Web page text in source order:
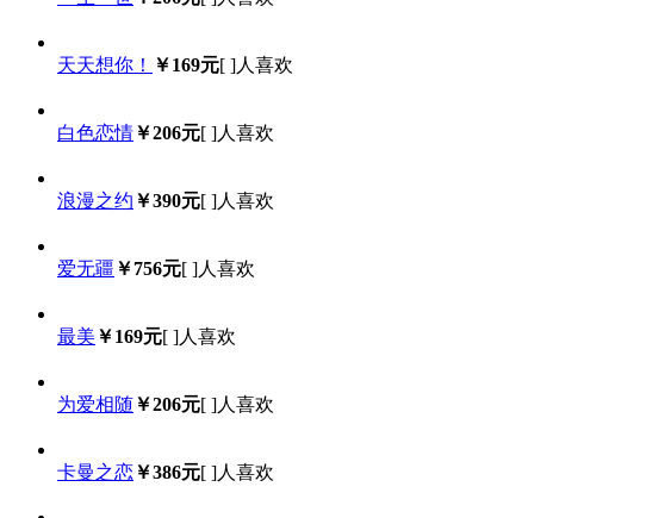
天天想你！ ￥169元[ ]人喜欢
白色恋情￥206元[ ]人喜欢
浪漫之约 ￥390元[ ]人喜欢
爱无疆 ￥756元[ ]人喜欢
最美 ￥169元[ ]人喜欢
为爱相随￥206元[ ]人喜欢
卡曼之恋￥386元[ ]人喜欢